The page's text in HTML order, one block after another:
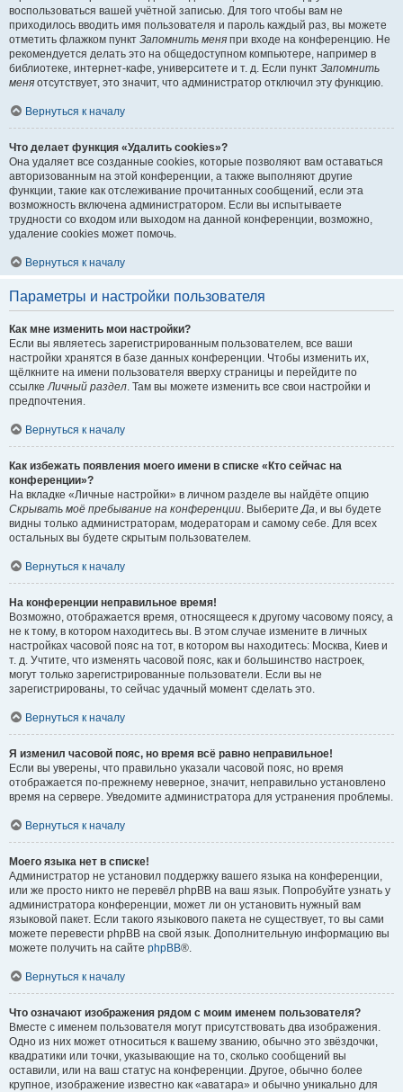
воспользоваться вашей учётной записью. Для того чтобы вам не
приходилось вводить имя пользователя и пароль каждый раз, вы можете
отметить флажком пункт Запомнить меня при входе на конференцию. Не
рекомендуется делать это на общедоступном компьютере, например в
библиотеке, интернет-кафе, университете и т. д. Если пункт Запомнить
меня отсутствует, это значит, что администратор отключил эту функцию.
Вернуться к началу
Что делает функция «Удалить cookies»?
Она удаляет все созданные cookies, которые позволяют вам оставаться
авторизованным на этой конференции, а также выполняют другие
функции, такие как отслеживание прочитанных сообщений, если эта
возможность включена администратором. Если вы испытываете
трудности со входом или выходом на данной конференции, возможно,
удаление cookies может помочь.
Вернуться к началу
Параметры и настройки пользователя
Как мне изменить мои настройки?
Если вы являетесь зарегистрированным пользователем, все ваши
настройки хранятся в базе данных конференции. Чтобы изменить их,
щёлкните на имени пользователя вверху страницы и перейдите по
ссылкеЛичный раздел. Там вы можете изменить все свои настройки и
предпочтения.
Вернуться к началу
Как избежать появления моего имени в списке «Кто сейчас на
конференции»?
На вкладке «Личные настройки» в личном разделе вы найдёте опцию
Скрывать моё пребывание на конференции. ВыберитеДа, и вы будете
видны только администраторам, модераторам и самому себе. Для всех
остальных вы будете скрытым пользователем.
Вернуться к началу
На конференции неправильное время!
Возможно, отображается время, относящееся к другому часовому поясу, а
не к тому, в котором находитесь вы. В этом случае измените в личных
настройках часовой пояс на тот, в котором вы находитесь: Москва, Киев и
т. д. Учтите, что изменять часовой пояс, как и большинство настроек,
могут только зарегистрированные пользователи. Если вы не
зарегистрированы, то сейчас удачный момент сделать это.
Вернуться к началу
Я изменил часовой пояс, но время всё равно неправильное!
Если вы уверены, что правильно указали часовой пояс, но время
отображается по-прежнему неверное, значит, неправильно установлено
время на сервере. Уведомите администратора для устранения проблемы.
Вернуться к началу
Моего языка нет в списке!
Администратор не установил поддержку вашего языка на конференции,
или же просто никто не перевёл phpBB на ваш язык. Попробуйте узнать у
администратора конференции, может ли он установить нужный вам
языковой пакет. Если такого языкового пакета не существует, то вы сами
можете перевести phpBB на свой язык. Дополнительную информацию вы
можете получить на сайте phpBB®.
Вернуться к началу
Что означают изображения рядом с моим именем пользователя?
Вместе с именем пользователя могут присутствовать два изображения.
Одно из них может относиться к вашему званию, обычно это звёздочки,
квадратики или точки, указывающие на то, сколько сообщений вы
оставили, или на ваш статус на конференции. Другое, обычно более
крупное, изображение известно как «аватара» и обычно уникально для